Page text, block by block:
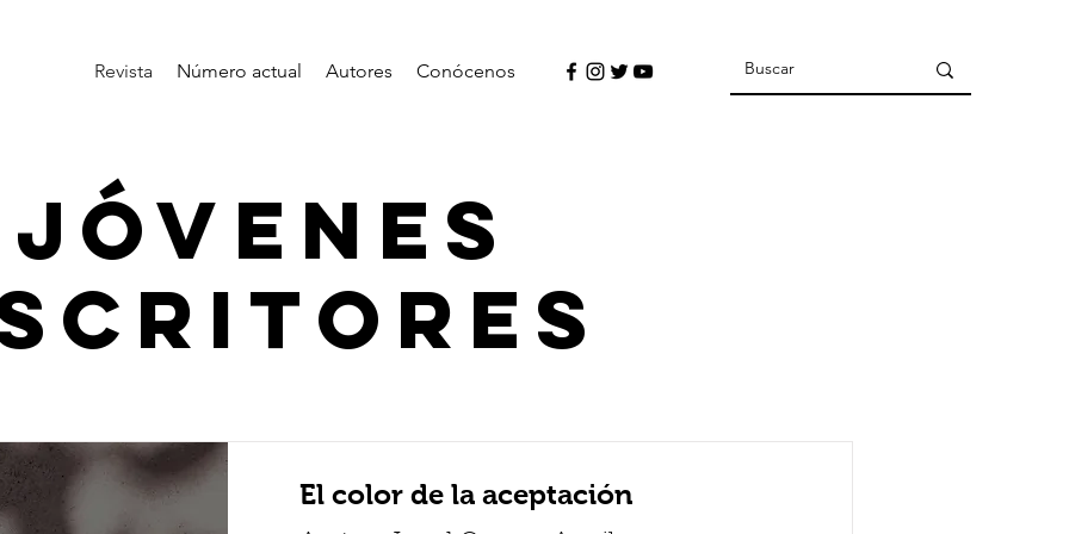
Revista Número actual Autores Conócenos
JÓVENES
El color de la aceptación